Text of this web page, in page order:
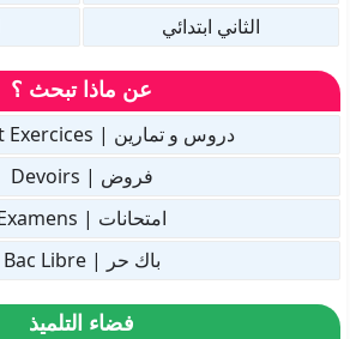
الثاني ابتدائي
عن ماذا تبحث ؟
دروس و تمارين | Cours et Exercices
فروض | Devoirs
امتحانات | Examens
باك حر | Bac Libre
فضاء التلميذ